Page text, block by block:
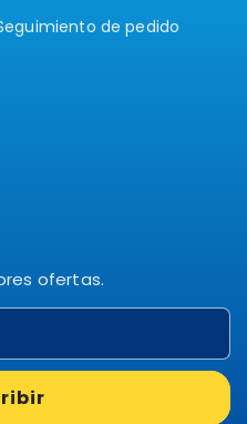
de pedido
ofertas.